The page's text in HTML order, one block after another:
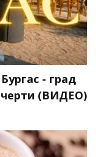
- град
черти (ВИДЕО)